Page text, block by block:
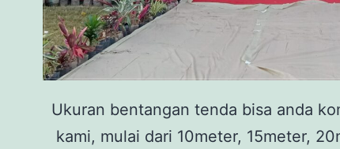
Ukuran bentangan tenda bisa anda
kami, mulai dari 10meter, 15meter,